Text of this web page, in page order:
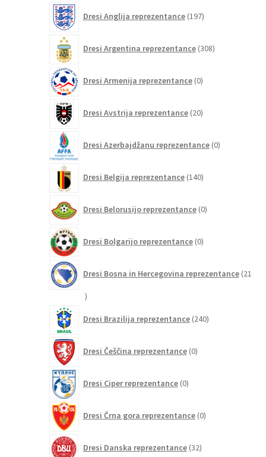
Dresi Anglija reprezentance 197izdelkov
Dresi Argentina reprezentance 308izdelkov
Dresi Armenija reprezentance 0izdelkov
Dresi Avstrija reprezentance 20izdelkov
Dresi Azerbajdžanu reprezentance 0izdelkov
Dresi Belgija reprezentance 140izdelkov
Dresi Belorusijo reprezentance 0izdelkov
Dresi Bolgarijo reprezentance 0izdelkov
Dresi Bosna in Hercegovina reprezentance 21
21
Dresi Brazilija reprezentance 240izdelkov
Dresi Češčina reprezentance 0izdelkov
Dresi Ciper reprezentance 0izdelkov
Dresi Črna gora reprezentance 0izdelkov
Dresi Danska reprezentance 32izdelkov